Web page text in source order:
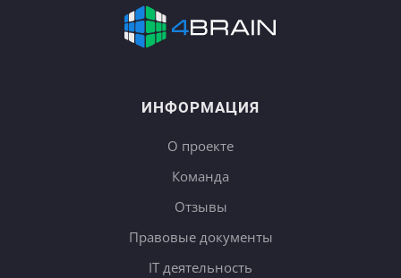
ИНФОРМАЦИЯ
О проекте
Команда
Отзывы
Правовые документы
IT деятельность